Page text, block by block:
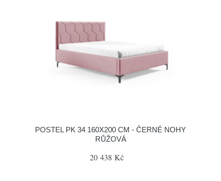
POSTEL PK 34 160X200 CM - ČERNÉ NOHY
RŮŽOVÁ
20 438 Kč